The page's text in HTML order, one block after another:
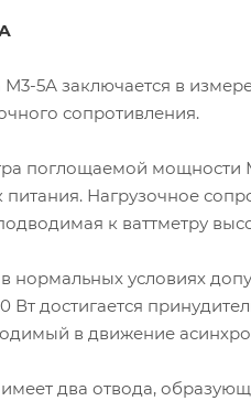
М3-5А заключается в
сопротивления.
поглощаемой мощности
питания. Нагрузочное
к ваттметру
нормальных условиях
достигается
в движение
два отвода,